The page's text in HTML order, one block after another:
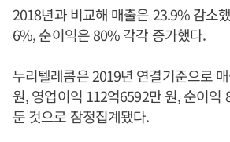
2018년과 비교해 매출은 23.9% 감소
6%, 순이익은 80% 각각 증가했다.
누리텔레콤은 2019년 연결기준으로
원, 영업이익 112억6592만 원, 순이익
둔 것으로 잠정집계됐다.